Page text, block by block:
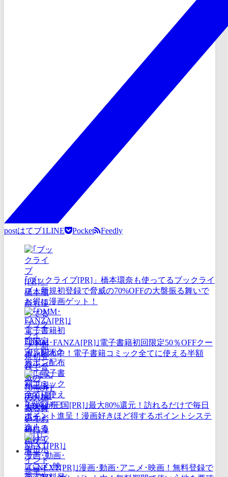
postはてブ1LINE Pocket Feedly
｢ブックライブ[PR]」橋本環奈も使ってるブックライ
ブ！新規初登録で脅威の70%OFFの大盤振る舞いで
お得に漫画ゲット！
｢DMM･FANZA[PR]｣電子書籍初回限定50％OFFクー
ポン配布中！電子書籍コミック全てに使える半額
券！
｢まんが王国[PR]｣最大80%還元！訪れるだけで毎日
ポイント進呈！漫画好きほど得するポイントシステ
ム！
｢U-NEXT[PR]｣漫画･動画･アニメ･映画！無料登録で